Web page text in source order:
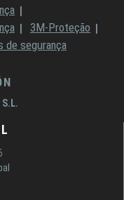
3M-Proteção
de segurança
S.L.